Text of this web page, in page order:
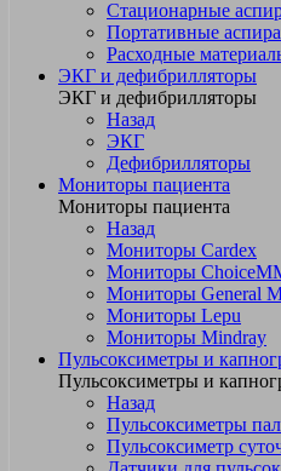
Стационарные
Портативные
Расходные
ЭКГ и дефибрилляторы
ЭКГ и дефибрилляторы
Назад
ЭКГ
Дефибрилляторы
Мониторы пациента
Мониторы пациента
Назад
Мониторы Cardex
Мониторы
Мониторы General
Мониторы Lepu
Мониторы Mindray
Пульсоксиметры и
Пульсоксиметры и
Назад
Пульсоксиметры
Пульсоксиметр